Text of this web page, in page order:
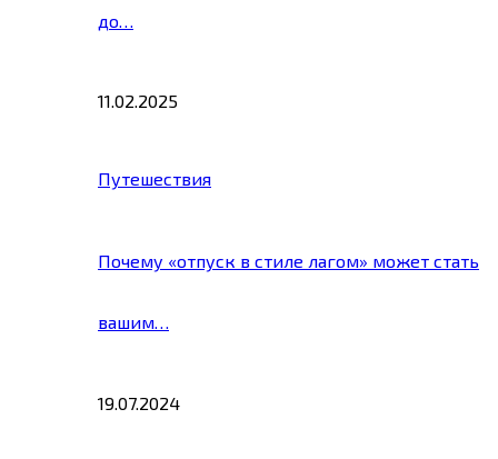
до…
11.02.2025
Путешествия
Почему «отпуск в стиле лагом» может стать
вашим…
19.07.2024